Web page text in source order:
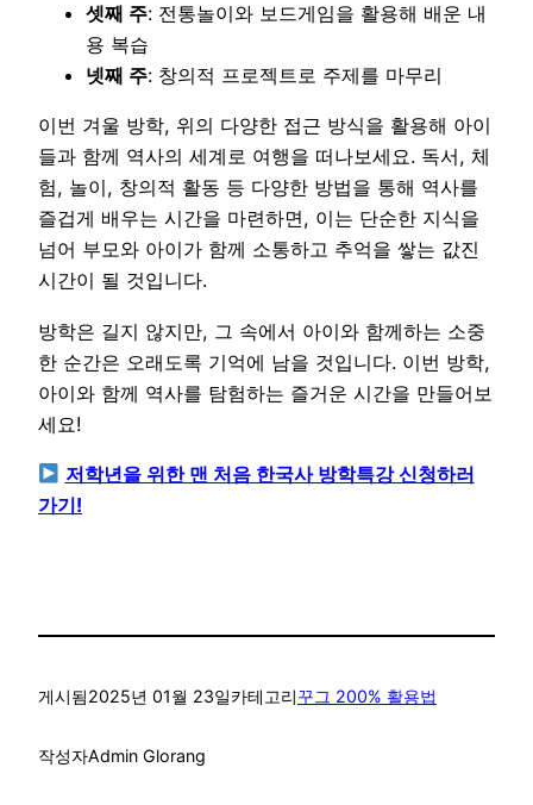
셋째 주: 전통놀이와 보드게임을 활용해 배운 내
용 복습
넷째 주: 창의적 프로젝트로 주제를 마무리
이번 겨울 방학, 위의 다양한 접근 방식을 활용해 아이
들과 함께 역사의 세계로 여행을 떠나보세요. 독서, 체
험, 놀이, 창의적 활동 등 다양한 방법을 통해 역사를
즐겁게 배우는 시간을 마련하면, 이는 단순한 지식을
넘어 부모와 아이가 함께 소통하고 추억을 쌓는 값진
시간이 될 것입니다.
방학은 길지 않지만, 그 속에서 아이와 함께하는 소중
한 순간은 오래도록 기억에 남을 것입니다. 이번 방학,
아이와 함께 역사를 탐험하는 즐거운 시간을 만들어보
세요!
저학년을 위한 맨 처음 한국사 방학특강 신청하러
가기!
게시됨2025년 01월 23일카테고리꾸그 200% 활용법
작성자Admin Glorang